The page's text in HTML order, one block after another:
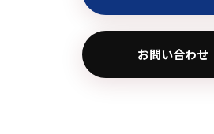
お問い合わせ